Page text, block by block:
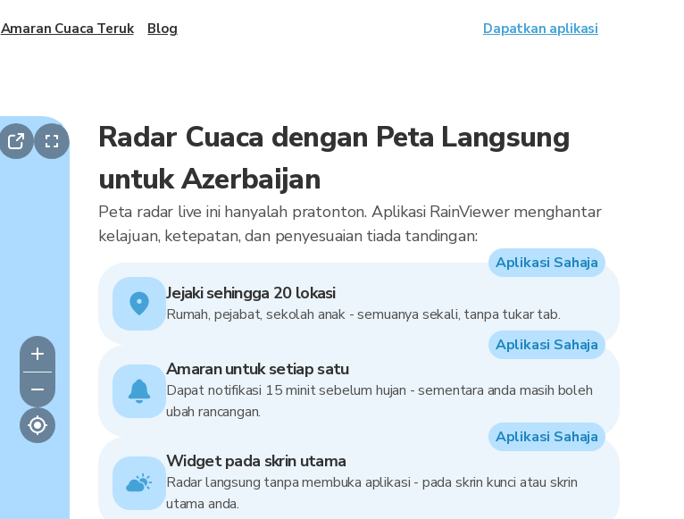
Radar Cuaca dengan Peta Langsung
untuk Azerbaijan
Peta radar live ini hanyalah pratonton. Aplikasi RainViewer menghantar
kelajuan, ketepatan, dan penyesuaian tiada tandingan:
Jejaki sehingga 20 lokasi
Rumah, pejabat, sekolah anak - semuanya sekali, tanpa tukar tab.
Aplikasi Sahaja
Amaran untuk setiap satu
Dapat notifikasi 15 minit sebelum hujan - sementara anda masih boleh
ubah rancangan.
Aplikasi Sahaja
Widget pada skrin utama
Radar langsung tanpa membuka aplikasi - pada skrin kunci atau skrin
utama anda.
Aplikasi Sahaja
Amaran Cuaca Teruk Blog Dapatkan aplikasi